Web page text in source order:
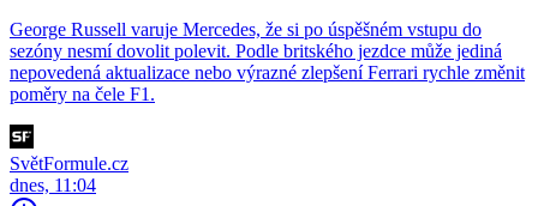
George Russell varuje Mercedes, že si po úspěšném vstupu do
sezóny nesmí dovolit polevit. Podle britského jezdce může jediná
nepovedená aktualizace nebo výrazné zlepšení Ferrari rychle změnit
poměry na čele F1.
SvětFormule.cz
dnes, 11:04